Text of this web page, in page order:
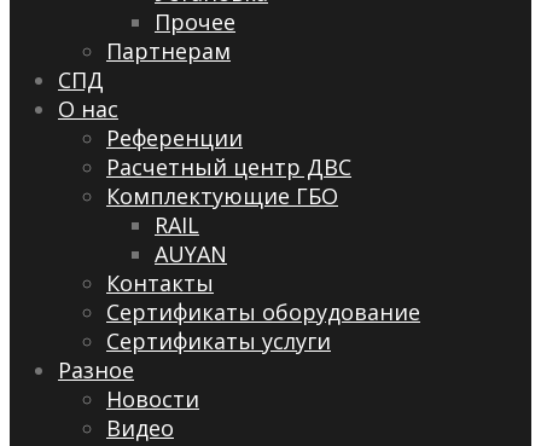
Прочее
Партнерам
СПД
О нас
Референции
Расчетный центр ДВС
Комплектующие ГБО
RAIL
AUYAN
Контакты
Сертификаты оборудование
Сертификаты услуги
Разное
Новости
Видео